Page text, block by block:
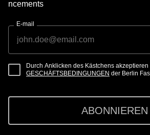
ncements
E-mail
Durch Anklicken des Kästchens
GESCHÄFTSBEDINGUNGEN der Berlin
ABONNIEREN